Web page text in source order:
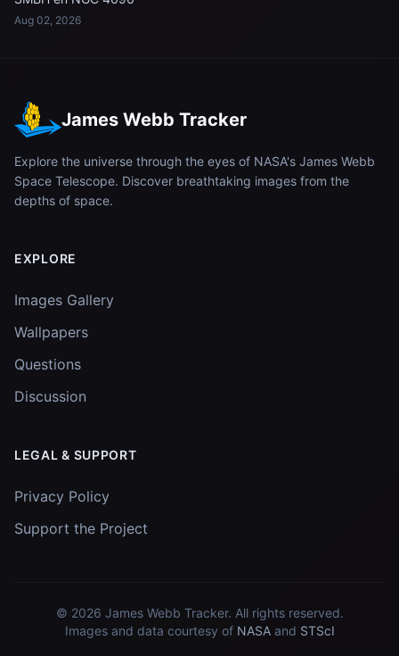
Aug 02, 2026
James Webb Tracker
Explore the universe through the eyes of NASA's James Webb
Space Telescope. Discover breathtaking images from the
depths of space.
EXPLORE
Images Gallery
Wallpapers
Questions
Discussion
LEGAL & SUPPORT
Privacy Policy
Support the Project
© 2026 James Webb Tracker. All rights reserved.
Images and data courtesy of NASAand STScI